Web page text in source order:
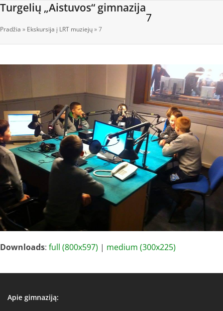
Skip
content
Turgelių „Aistuvos“ gimnazija
Open
mobile
Close
mobile
7
Pradžia » Ekskursija į LRT muziejų»7
Downloads: full (800x597) | medium (300x225)
Apie gimnaziją: